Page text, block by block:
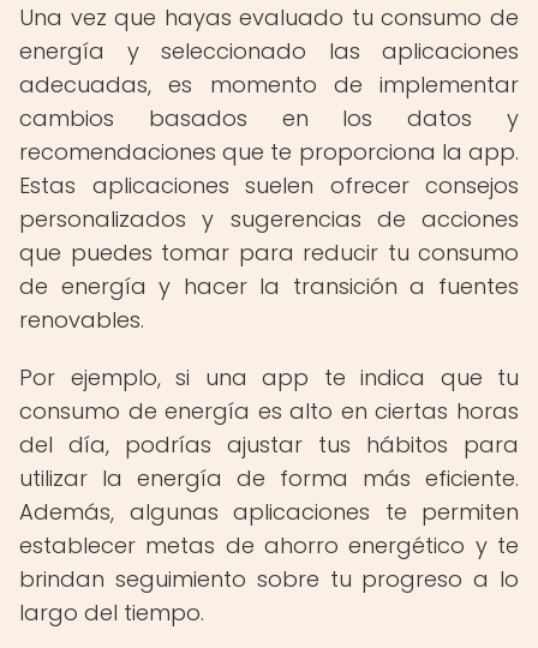
Una vez que hayas evaluado tu consumo de
energía y seleccionado las aplicaciones
adecuadas, es momento de implementar
cambios basados en los datos y
recomendaciones que te proporciona la app.
Estas aplicaciones suelen ofrecer consejos
personalizados y sugerencias de acciones
que puedes tomar para reducir tu consumo
de energía y hacer la transición a fuentes
renovables.
Por ejemplo, si una app te indica que tu
consumo de energía es alto en ciertas horas
del día, podrías ajustar tus hábitos para
utilizar la energía de forma más eficiente.
Además, algunas aplicaciones te permiten
establecer metas de ahorro energético y te
brindan seguimiento sobre tu progreso a lo
largo del tiempo.